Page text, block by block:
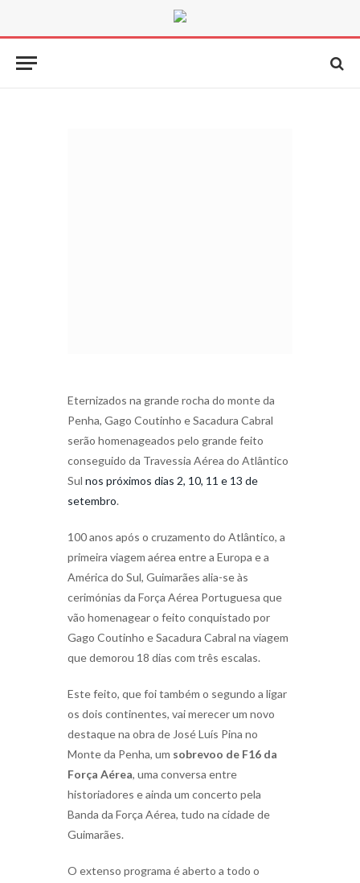
Eternizados na grande rocha do monte da
Penha, Gago Coutinho e Sacadura Cabral
serão homenageados pelo grande feito
conseguido da Travessia Aérea do Atlântico
Sul nos próximos dias 2, 10, 11 e 13 de
setembro.
100 anos após o cruzamento do Atlântico, a
primeira viagem aérea entre a Europa e a
América do Sul, Guimarães alia-se às
cerimónias da Força Aérea Portuguesa que
vão homenagear o feito conquistado por
Gago Coutinho e Sacadura Cabral na viagem
que demorou 18 dias com três escalas.
Este feito, que foi também o segundo a ligar
os dois continentes, vai merecer um novo
destaque na obra de José Luís Pina no
Monte da Penha, um sobrevoo de F16 da
Força Aérea, uma conversa entre
historiadores e ainda um concerto pela
Banda da Força Aérea, tudo na cidade de
Guimarães.
O extenso programa é aberto a todo o